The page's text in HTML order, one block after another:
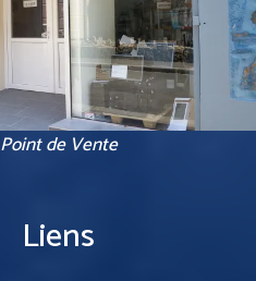
Point de Vente
Liens